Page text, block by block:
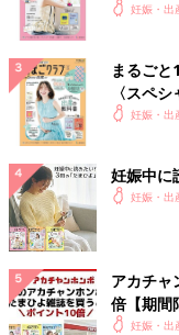
妊娠・出
まるごと
〈スペ
妊娠・出
妊娠中に
妊娠・出
アカチャ
倍【期間
妊娠・出